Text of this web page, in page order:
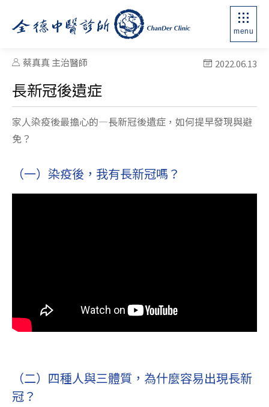
menu
蔡真真 主治醫師 2022.06.13
長新冠後遺症
家人染疫後最擔心的—長新冠後遺症，如何提早發現與避
免？
（一）染疫後，我有長新冠嗎？
（二）四種人與三體質，為什麼容易出現長新
冠？